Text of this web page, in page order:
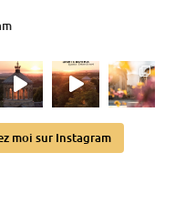
moi sur Instagram